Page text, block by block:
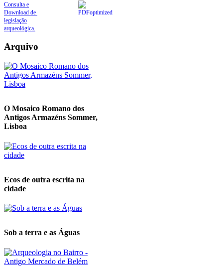
Consulta e
Download de
legislação
arqueológica.
Arquivo
O Mosaico Romano dos
Antigos Armazéns Sommer,
Lisboa
Ecos de outra escrita na
cidade
Sob a terra e as Águas